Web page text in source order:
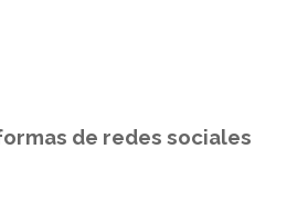
de redes sociales